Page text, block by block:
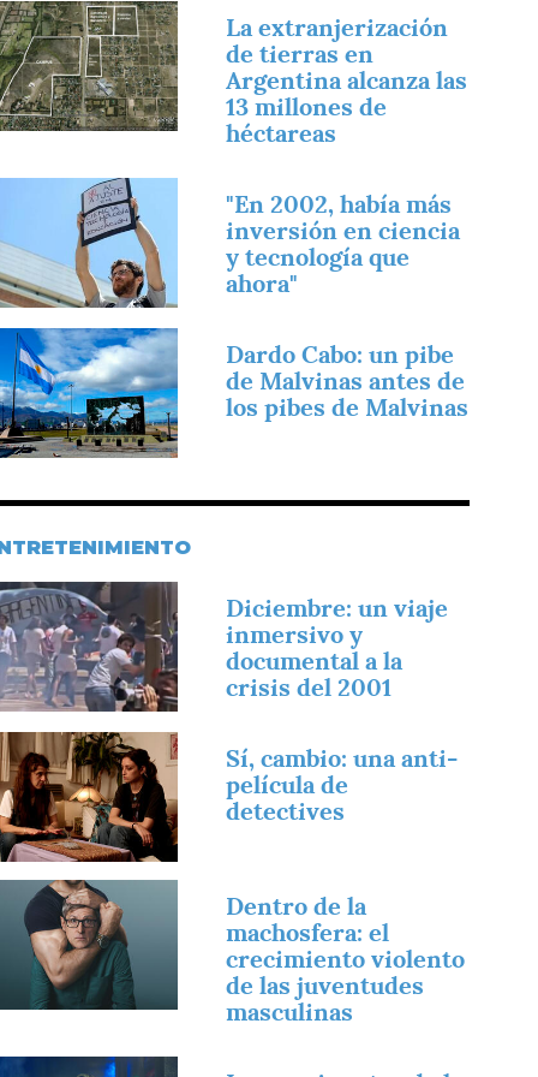
La extranjerización
de tierras en
Argentina alcanza las
13 millones de
héctareas
"En 2002, había más
inversión en ciencia
y tecnología que
ahora"
Dardo Cabo: un pibe
de Malvinas antes de
los pibes de Malvinas
Diciembre: un viaje
inmersivo y
documental a la
crisis del 2001
Sí, cambio: una anti-
película de
detectives
Dentro de la
machosfera: el
crecimiento violento
de las juventudes
masculinas